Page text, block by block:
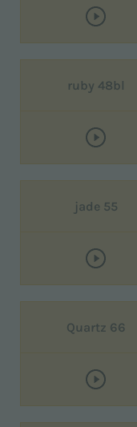
ruby 48bl
jade 55
Quartz 66